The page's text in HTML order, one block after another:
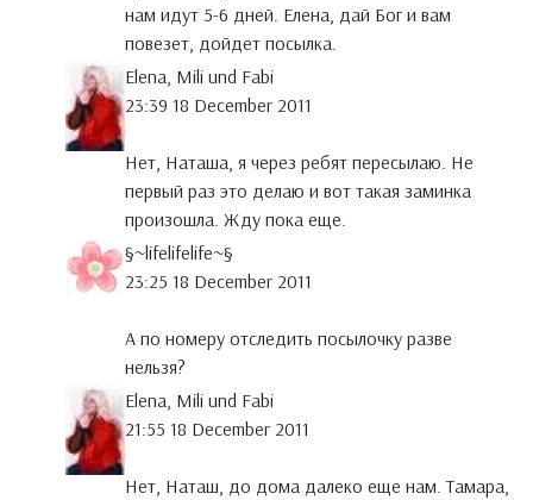
нам идут 5-6 дней. Елена, дай Бог и вам
повезет, дойдет посылка.
Elena, Mili und Fabi
23:39 18 December 2011
Нет, Наташа, я через ребят пересылаю. Не
первый раз это делаю и вот такая заминка
произошла. Жду пока еще.
§~lifelifelife~§
23:25 18 December 2011
А по номеру отследить посылочку разве
нельзя?
Elena, Mili und Fabi
21:55 18 December 2011
Нет, Наташ, до дома далеко еще нам. Тамара,